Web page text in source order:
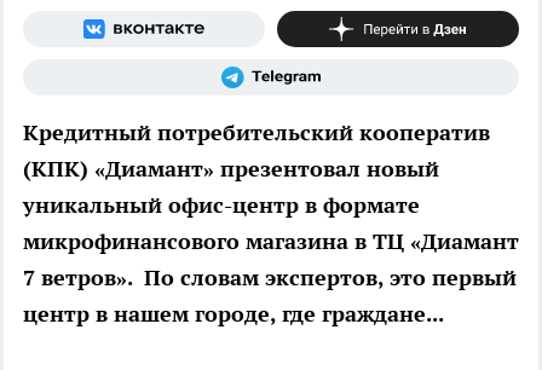
Кредитный потребительский кооператив
(КПК) «Диамант» презентовал новый
уникальный офис-центр в формате
микрофинансового магазина в ТЦ «Диамант
7 ветров». По словам экспертов, это первый
центр в нашем городе, где граждане...